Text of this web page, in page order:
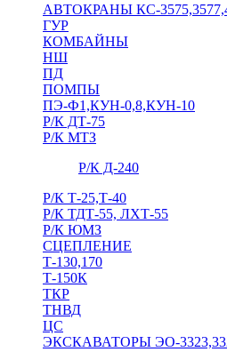
АВТОКРАНЫ КС-
ГУР
КОМБАЙНЫ
НШ
ПД
ПОМПЫ
ПЭ-Ф1,КУН-0,8,КУН-10
Р/К ДТ-75
Р/К МТЗ
Р/К Д-240
Р/К Т-25,Т-40
Р/К ТДТ-55, ЛХТ-55
Р/К ЮМЗ
СЦЕПЛЕНИЕ
Т-130,170
Т-150К
ТКР
ТНВД
ЦС
ЭКСКАВАТОРЫ ЭО-